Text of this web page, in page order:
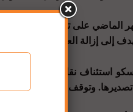
الماضي على تمديد الاتفاق
إلى إزالة العقبات التي تعيق
نقل الأمونيا من
وتوقف نقل الأمونيا بعد